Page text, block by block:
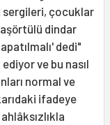
sergileri, çocuklar
dindar
dedi"
ve bu nasıl
normal ve
ifadeye